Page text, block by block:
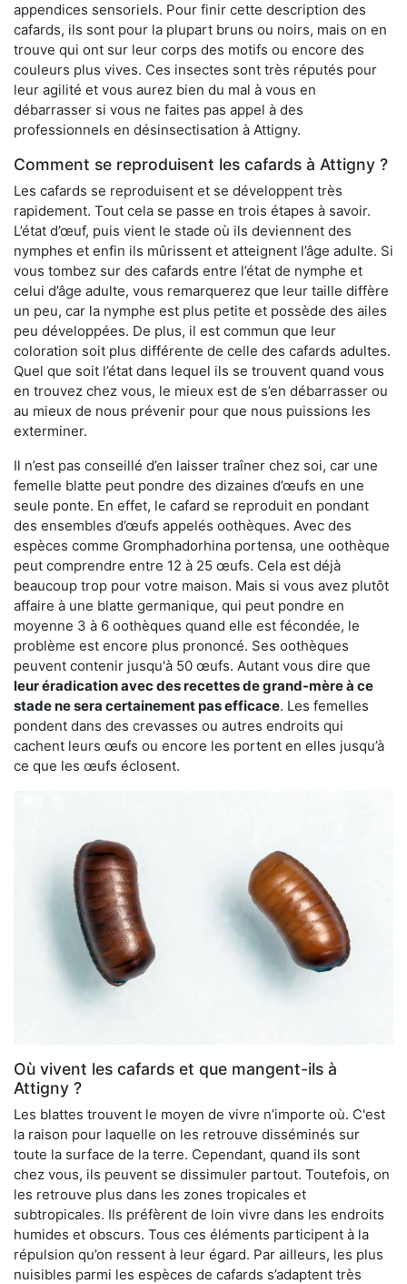
appendices sensoriels. Pour finir cette description des
cafards, ils sont pour la plupart bruns ou noirs, mais on en
trouve qui ont sur leur corps des motifs ou encore des
couleurs plus vives. Ces insectes sont très réputés pour
leur agilité et vous aurez bien du mal à vous en
débarrasser si vous ne faites pas appel à des
professionnels en désinsectisation à Attigny.
Comment se reproduisent les cafards à Attigny ?
Les cafards se reproduisent et se développent très
rapidement. Tout cela se passe en trois étapes à savoir.
L’état d’œuf, puis vient le stade où ils deviennent des
nymphes et enfin ils mûrissent et atteignent l’âge adulte. Si
vous tombez sur des cafards entre l’état de nymphe et
celui d’âge adulte, vous remarquerez que leur taille diffère
un peu, car la nymphe est plus petite et possède des ailes
peu développées. De plus, il est commun que leur
coloration soit plus différente de celle des cafards adultes.
Quel que soit l’état dans lequel ils se trouvent quand vous
en trouvez chez vous, le mieux est de s’en débarrasser ou
au mieux de nous prévenir pour que nous puissions les
exterminer.
Il n’est pas conseillé d’en laisser traîner chez soi, car une
femelle blatte peut pondre des dizaines d’œufs en une
seule ponte. En effet, le cafard se reproduit en pondant
des ensembles d’œufs appelés oothèques. Avec des
espèces comme Gromphadorhina portensa, une oothèque
peut comprendre entre 12 à 25 œufs. Cela est déjà
beaucoup trop pour votre maison. Mais si vous avez plutôt
affaire à une blatte germanique, qui peut pondre en
moyenne 3 à 6 oothèques quand elle est fécondée, le
problème est encore plus prononcé. Ses oothèques
peuvent contenir jusqu'à 50 œufs. Autant vous dire que
leur éradication avec des recettes de grand-mère à ce
stade ne sera certainement pas efficace. Les femelles
pondent dans des crevasses ou autres endroits qui
cachent leurs œufs ou encore les portent en elles jusqu’à
ce que les œufs éclosent.
Où vivent les cafards et que mangent-ils à
Attigny ?
Les blattes trouvent le moyen de vivre n’importe où. C'est
la raison pour laquelle on les retrouve disséminés sur
toute la surface de la terre. Cependant, quand ils sont
chez vous, ils peuvent se dissimuler partout. Toutefois, on
les retrouve plus dans les zones tropicales et
subtropicales. Ils préfèrent de loin vivre dans les endroits
humides et obscurs. Tous ces éléments participent à la
répulsion qu’on ressent à leur égard. Par ailleurs, les plus
nuisibles parmi les espèces de cafards s’adaptent très